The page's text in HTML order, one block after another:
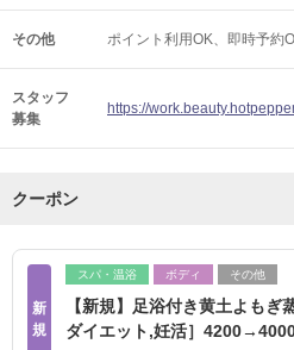
その他 ポイント利用OK 即時予約
スタッフ
募集
https://
クーポン
新
規
スパ・温浴 ボディ その他
【新規】足浴付き黄土よもぎ
ダイエット,妊活］